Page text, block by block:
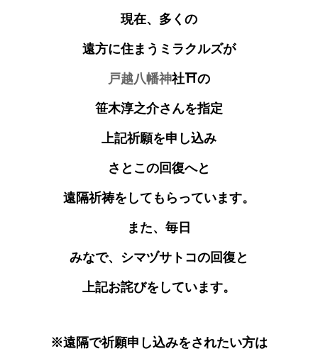
現在、多くの
遠方に住まうミラクルズが
戸越八幡神社⛩の
笹木淳之介さんを指定
上記祈願を申し込み
さとこの回復へと
遠隔祈祷をしてもらっています。
また、毎日
みなで、シマヅサトコの回復と
上記お詫びをしています。
※遠隔で祈願申し込みをされたい方は